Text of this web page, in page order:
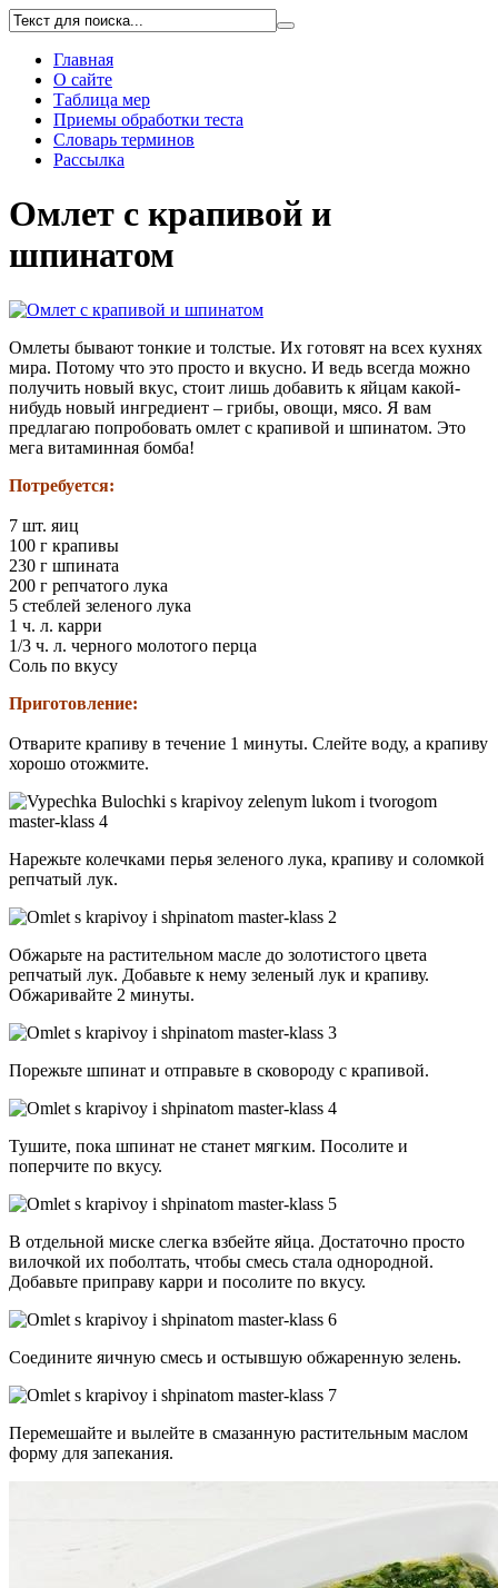
Главная
О сайте
Таблица мер
Приемы обработки теста
Словарь терминов
Рассылка
Омлет с крапивой и
шпинатом
Омлеты бывают тонкие и толстые. Их готовят на всех кухнях
мира. Потому что это просто и вкусно. И ведь всегда можно
получить новый вкус, стоит лишь добавить к яйцам какой-
нибудь новый ингредиент – грибы, овощи, мясо. Я вам
предлагаю попробовать омлет с крапивой и шпинатом. Это
мега витаминная бомба!
Потребуется:
7 шт. яиц
100 г крапивы
230 г шпината
200 г репчатого лука
5 стеблей зеленого лука
1 ч. л. карри
1/3 ч. л. черного молотого перца
Соль по вкусу
Приготовление:
Отварите крапиву в течение 1 минуты. Слейте воду, а крапиву
хорошо отожмите.
Нарежьте колечками перья зеленого лука, крапиву и соломкой
репчатый лук.
Обжарьте на растительном масле до золотистого цвета
репчатый лук. Добавьте к нему зеленый лук и крапиву.
Обжаривайте 2 минуты.
Порежьте шпинат и отправьте в сковороду с крапивой.
Тушите, пока шпинат не станет мягким. Посолите и
поперчите по вкусу.
В отдельной миске слегка взбейте яйца. Достаточно просто
вилочкой их поболтать, чтобы смесь стала однородной.
Добавьте приправу карри и посолите по вкусу.
Соедините яичную смесь и остывшую обжаренную зелень.
Перемешайте и вылейте в смазанную растительным маслом
форму для запекания.